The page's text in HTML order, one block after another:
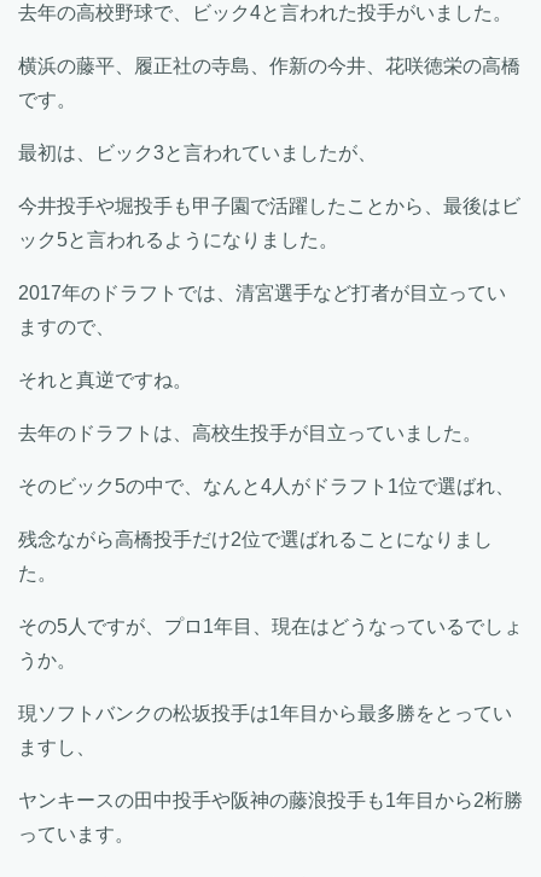
去年の高校野球で、ビック4と言われた投手がいました。
横浜の藤平、履正社の寺島、作新の今井、花咲徳栄の高橋
です。
最初は、ビック3と言われていましたが、
今井投手や堀投手も甲子園で活躍したことから、最後はビ
ック5と言われるようになりました。
2017年のドラフトでは、清宮選手など打者が目立ってい
ますので、
それと真逆ですね。
去年のドラフトは、高校生投手が目立っていました。
そのビック5の中で、なんと4人がドラフト1位で選ばれ、
残念ながら高橋投手だけ2位で選ばれることになりまし
た。
その5人ですが、プロ1年目、現在はどうなっているでしょ
うか。
現ソフトバンクの松坂投手は1年目から最多勝をとってい
ますし、
ヤンキースの田中投手や阪神の藤浪投手も1年目から2桁勝
っています。